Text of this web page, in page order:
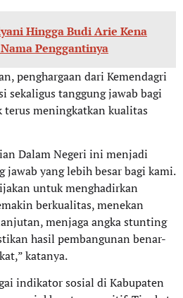
Hingga Budi Arie Kena
Penggantinya
penghargaan dari Kemendagri
sekaligus tanggung jawab bagi
meningkatkan kualitas
Dalam Negeri ini menjadi
jawab yang lebih besar bagi kami.
untuk menghadirkan
berkualitas, menekan
menjaga angka stunting
hasil pembangunan benar-
katanya.
indikator sosial di Kabupaten